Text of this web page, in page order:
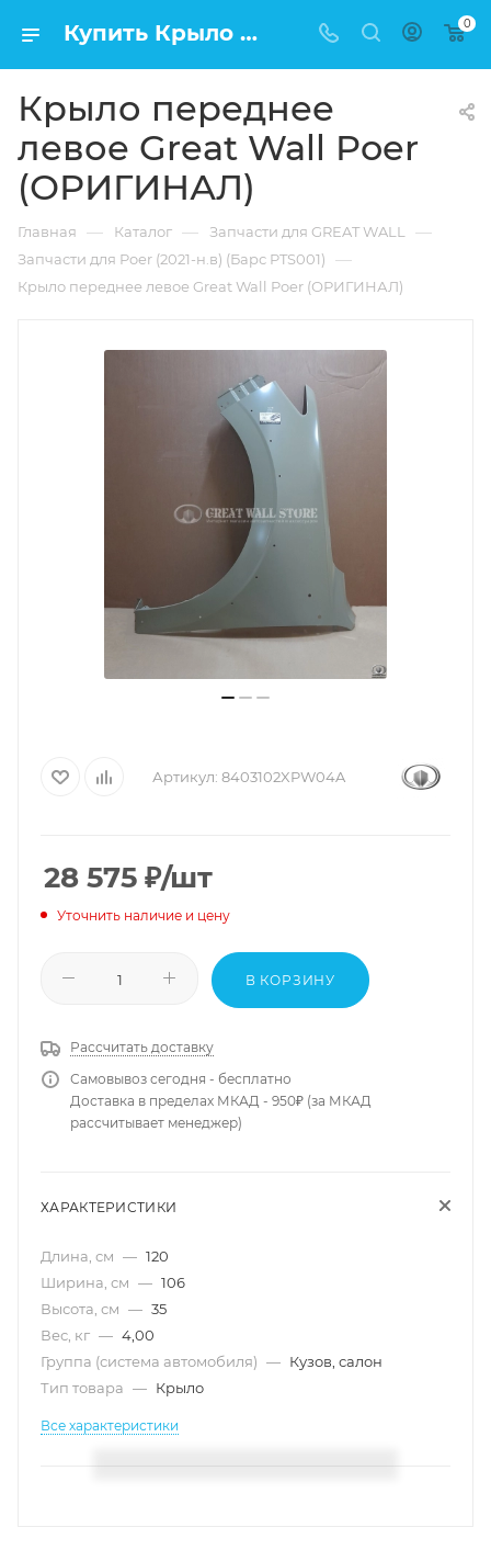
Купить Крыло переднее левое Great Wall Poer (ОРИГИНАЛ) в Москве по низкой цене 0
Крыло переднее
левое Great Wall Poer
(ОРИГИНАЛ)
Главная — Каталог — Запчасти для GREAT WALL —
Запчасти для Poer (2021-н.в) (Барс PTS001) —
Крыло переднее левое Great Wall Poer (ОРИГИНАЛ)
Артикул: 8403102XPW04A
28 575 ₽/шт
Уточнить наличие и цену
В КОРЗИНУ
Рассчитать доставку
Самовывоз сегодня - бесплатно
Доставка в пределах МКАД - 950₽ (за МКАД
рассчитывает менеджер)
ХАРАКТЕРИСТИКИ
Длина, см — 120
Ширина, см — 106
Высота, см — 35
Вес, кг — 4,00
Группа (система автомобиля) — Кузов, салон
Тип товара — Крыло
Все характеристики